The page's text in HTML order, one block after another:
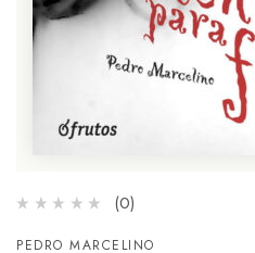
(0)
PEDRO MARCELINO